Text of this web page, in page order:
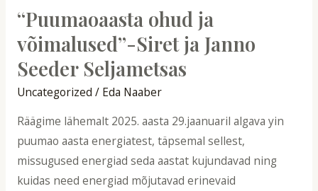
“Puumaoaasta ohud ja
võimalused”-Siret ja Janno
Seeder Seljametsas
Uncategorized / Eda Naaber
Räägime lähemalt 2025. aasta 29.jaanuaril algava yin
puumao aasta energiatest, täpsemal sellest,
missugused energiad seda aastat kujundavad ning
kuidas need energiad mõjutavad erinevaid
“Puumaoaasta
ohud
ja
võimalused”-
Siret
ja
Seeder
Seljametsas